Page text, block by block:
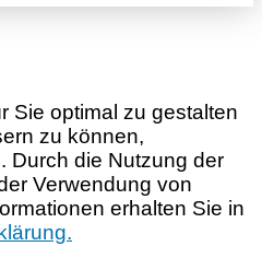
Sie optimal zu gestalten
zu können,
Durch die Nutzung der
Verwendung von
erhalten Sie in